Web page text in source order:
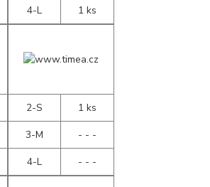
4-L
1 ks
2-S
1 ks
3-M
- - -
4-L
- - -